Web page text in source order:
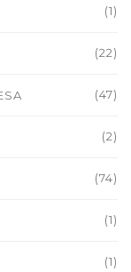
(1)
(22)
(47)
(2)
(74)
(1)
(1)